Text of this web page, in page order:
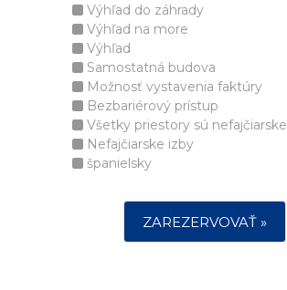
Výhľad do záhrady
Výhľad na more
Výhľad
Samostatná budova
Možnosť vystavenia faktúry
Bezbariérový prístup
Všetky priestory sú nefajčiarske
Nefajčiarske izby
španielsky
ZAREZERVOVAŤ »